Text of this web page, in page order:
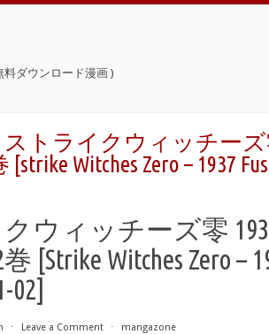
ダウンロード漫画 )
ストライクウィッチーズ
Witches Zero – 1937
ウィッチーズ零
[Strike Witches Zero –
02]
⋅ Leave a Comment ⋅ mangazone